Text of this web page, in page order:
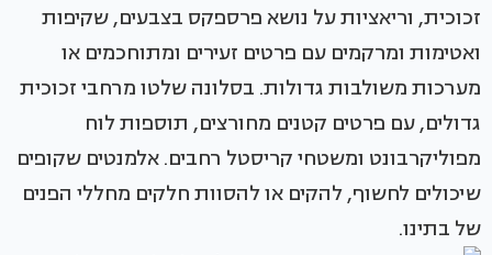
זכוכית, וריאציות על נושא פרספקס בצבעים, שקיפות
ואטימות ומרקמים עם פרטים זעירים ומתוחכמים או
מערכות משולבות גדולות. בסלונה שלטו מרחבי זכוכית
גדולים, עם פרטים קטנים מחורצים, תוספות לוח
מפוליקרבונט ומשטחי קריסטל רחבים. אלמנטים שקופים
שיכולים לחשוף, להקים או להסוות חלקים מחללי הפנים
של בתינו.